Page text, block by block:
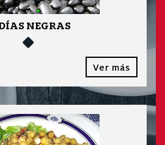
NEGRAS
Ver más